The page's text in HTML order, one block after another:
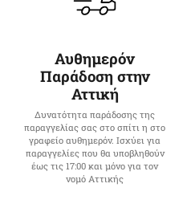
Αυθημερόν
Παράδοση στην
Αττική
Δυνατότητα παράδοσης της
παραγγελίας σας στο σπίτι η στο
γραφείο αυθημερόν. Ισχύει για
παραγγελίες που θα υποβληθούν
έως τις 17:00 και μόνο για τον
νομό Αττικής